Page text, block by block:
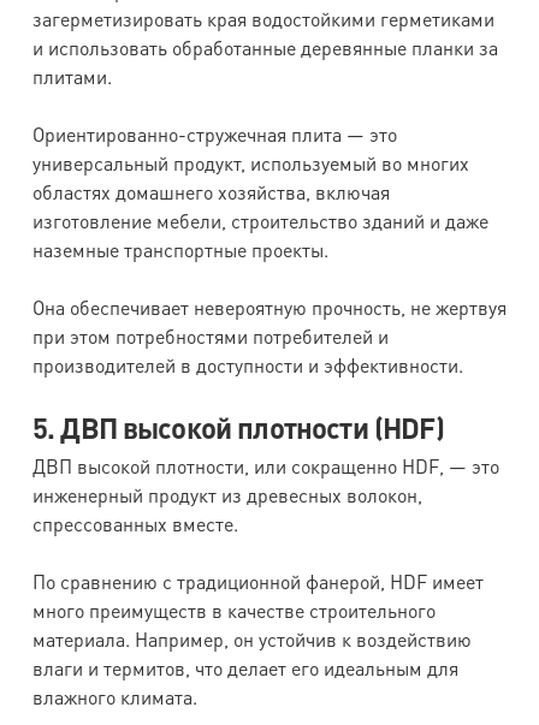
загерметизировать края водостойкими герметиками
и использовать обработанные деревянные планки за
плитами.
Ориентированно-стружечная плита — это
универсальный продукт, используемый во многих
областях домашнего хозяйства, включая
изготовление мебели, строительство зданий и даже
наземные транспортные проекты.
Она обеспечивает невероятную прочность, не жертвуя
при этом потребностями потребителей и
производителей в доступности и эффективности.
5. ДВП высокой плотности (HDF)
ДВП высокой плотности, или сокращенно HDF, — это
инженерный продукт из древесных волокон,
спрессованных вместе.
По сравнению с традиционной фанерой, HDF имеет
много преимуществ в качестве строительного
материала. Например, он устойчив к воздействию
влаги и термитов, что делает его идеальным для
влажного климата.